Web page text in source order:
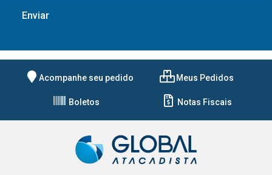
Acompanhe seu pedido Meus Pedidos
Boletos Notas Fiscais